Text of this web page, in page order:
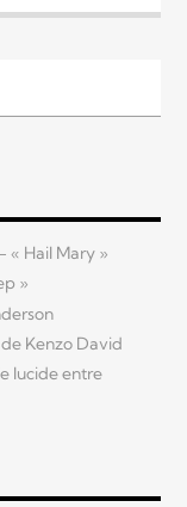
« Hail Mary »
»
Kenzo David
lucide entre